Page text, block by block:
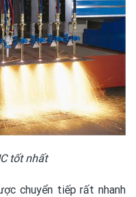
tốt nhất
chuyển tiếp rất nhanh